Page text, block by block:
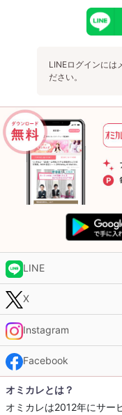
LINEログインには
ださい。
LINE
X
Instagram
Facebook
オミカレとは？
オミカレは2012年にサー